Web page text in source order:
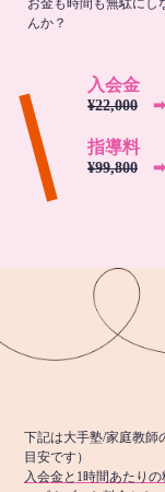
お金も時間も無駄にし
んか？
入会金
¥22,000 ➡︎
指導料
¥99,800 ➡︎
下記は大手塾/家庭教師
目安です）
入会金と1時間あたり